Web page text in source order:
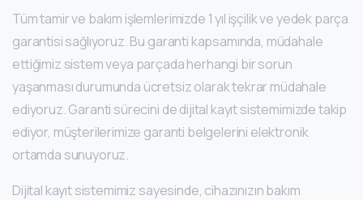
Tüm tamir ve bakım işlemlerimizde 1 yıl işçilik ve yedek parça
garantisi sağlıyoruz. Bu garanti kapsamında, müdahale
ettiğimiz sistem veya parçada herhangi bir sorun
yaşanması durumunda ücretsiz olarak tekrar müdahale
ediyoruz. Garanti sürecini de dijital kayıt sistemimizde takip
ediyor, müşterilerimize garanti belgelerini elektronik
ortamda sunuyoruz.
Dijital kayıt sistemimiz sayesinde, cihazınızın bakım